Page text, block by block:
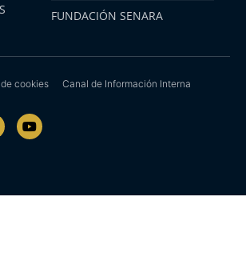
FUNDACIÓN SENARA
cookies
Canal de Información Interna